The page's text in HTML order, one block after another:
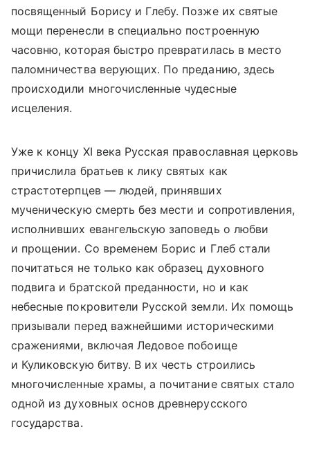
посвященный Борису и Глебу. Позже их святые
мощи перенесли в специально построенную
часовню, которая быстро превратилась в место
паломничества верующих. По преданию, здесь
происходили многочисленные чудесные
исцеления.
Уже к концу XI века Русская православная церковь
причислила братьев к лику святых как
страстотерпцев — людей, принявших
мученическую смерть без мести и сопротивления,
исполнивших евангельскую заповедь о любви
и прощении. Со временем Борис и Глеб стали
почитаться не только как образец духовного
подвига и братской преданности, но и как
небесные покровители Русской земли. Их помощь
призывали перед важнейшими историческими
сражениями, включая Ледовое побоище
и Куликовскую битву. В их честь строились
многочисленные храмы, а почитание святых стало
одной из духовных основ древнерусского
государства.